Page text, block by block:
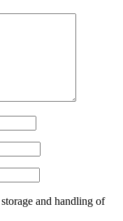
and handling of